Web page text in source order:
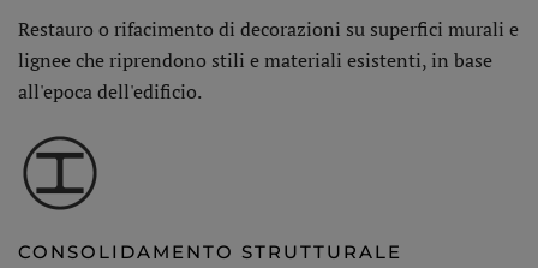
Restauro o rifacimento di decorazioni su superfici murali e
lignee che riprendono stili e materiali esistenti, in base
all'epoca dell'edificio.
CONSOLIDAMENTO STRUTTURALE